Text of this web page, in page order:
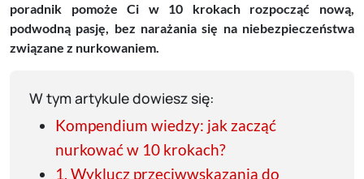
poradnik pomoże Ci w 10 krokach rozpocząć nową,
podwodną pasję, bez narażania się na niebezpieczeństwa
związane z nurkowaniem.
W tym artykule dowiesz się:
Kompendium wiedzy: jak zacząć
nurkować w 10 krokach?
1. Wyklucz przeciwwskazania do